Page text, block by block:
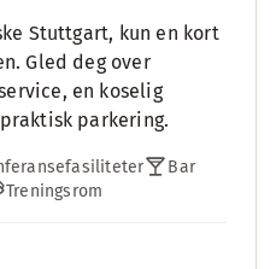
Stuttgart, kun en kort
Gled deg over
en koselig
parkering.
Bar
Treningsrom